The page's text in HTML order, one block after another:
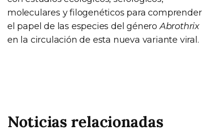
moleculares y filogenéticos para comprender
el papel de las especies del géneroAbrothrix
en la circulación de esta nueva variante viral.
Noticias relacionadas